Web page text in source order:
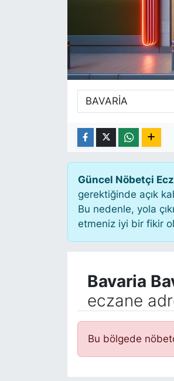
Güncel Nöbetçi
gerektiğinde açık
Bu nedenle, yola
etmeniz iyi bir fikir
Bavaria
eczane
Bu bölgede
SAĞLIK